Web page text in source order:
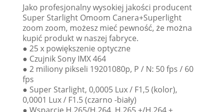
Jako profesjonalny wysokiej jakości producent
Super Starlight Omoom Canera+Superlight
zoom zoom, możesz mieć pewność, że można
kupić produkt w naszej fabryce.
● 25 x powiększenie optyczne
● Czujnik Sony IMX 464
● 2 miliony pikseli 19201080p, P / N: 50 fps / 60
fps
● Super Starlight, 0,0005 Lux / F1,5 (kolor),
0,0001 Lux / F1.5 (czarno -biały)
● Wsparcie H.265/H.264, H.265 +/H.264 +